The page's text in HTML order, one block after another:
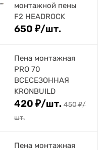
монтажной пены
F2 HEADROCK
650 ₽/шт.
Пена монтажная
PRO 70
ВСЕСЕЗОННАЯ
KRONBUILD
420 ₽/шт. 450₽/
шт.
Пена монтажная